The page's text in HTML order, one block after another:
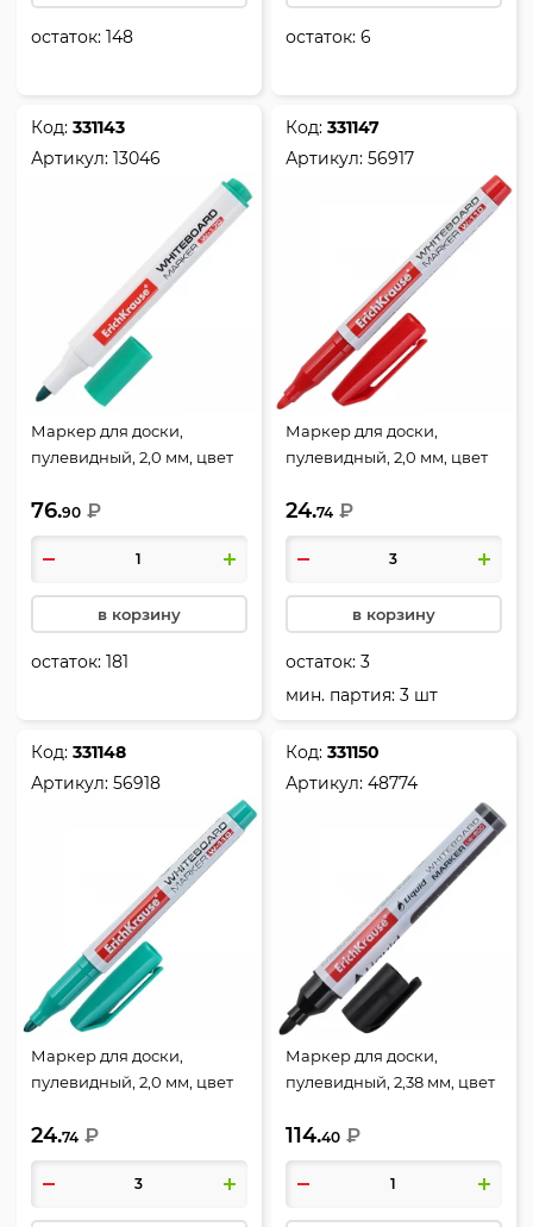
остаток:148 остаток:6
Код:331143
Артикул:13046
Маркер для доски,
пулевидный, 2,0 мм, цвет
картонная коробка, W-
170, W-170, Erich Krause,
13046
76.90 ₽
в корзину
остаток:181
Код:331147
Артикул:56917
Маркер для доски,
пулевидный, 2,0 мм, цвет
картонная коробка, W-110,
Erich Krause, 56917
24.74 ₽
в корзину
остаток:3
мин. партия: 3 шт
Код:331148
Артикул:56918
Маркер для доски,
пулевидный, 2,0 мм, цвет
картонная коробка, W-110,
Erich Krause, 56918
24.74 ₽
Код:331150
Артикул:48774
Маркер для доски,
пулевидный, 2,38 мм, цвет
картонная коробка, LW-
600, Erich Krause, 48774
114.40 ₽